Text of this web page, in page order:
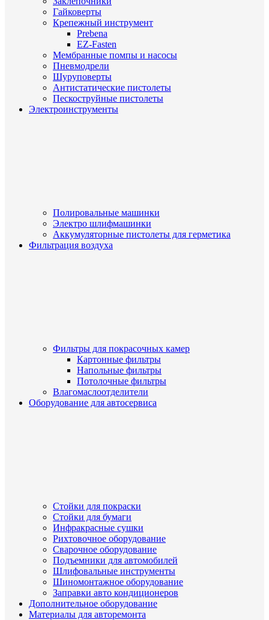
Гайковерты
Крепежный инструмент
Prebena
EZ-Fasten
Мембранные помпы и насосы
Пневмодрели
Шуруповерты
Антистатические пистолеты
Пескоструйные пистолеты
Электроинструменты
Полировальные машинки
Электро шлифмашинки
Аккумуляторные пистолеты для герметика
Фильтрация воздуха
Фильтры для покрасочных камер
Картонные фильтры
Напольные фильтры
Потолочные фильтры
Влагомаслоотделители
Оборудование для автосервиса
Стойки для покраски
Стойки для бумаги
Инфракрасные сушки
Рихтовочное оборудование
Сварочное оборудование
Подъемники для автомобилей
Шлифовальные инструменты
Шиномонтажное оборудование
Заправки авто кондиционеров
Дополнительное оборудование
Материалы для авторемонта